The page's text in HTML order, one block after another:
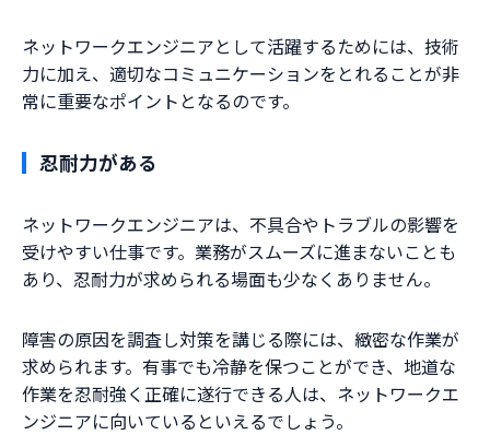
ネットワークエンジニアとして活躍するためには、技術
力に加え、適切なコミュニケーションをとれることが非
常に重要なポイントとなるのです。
忍耐力がある
ネットワークエンジニアは、不具合やトラブルの影響を
受けやすい仕事です。業務がスムーズに進まないことも
あり、忍耐力が求められる場面も少なくありません。
障害の原因を調査し対策を講じる際には、緻密な作業が
求められます。有事でも冷静を保つことができ、地道な
作業を忍耐強く正確に遂行できる人は、ネットワークエ
ンジニアに向いているといえるでしょう。